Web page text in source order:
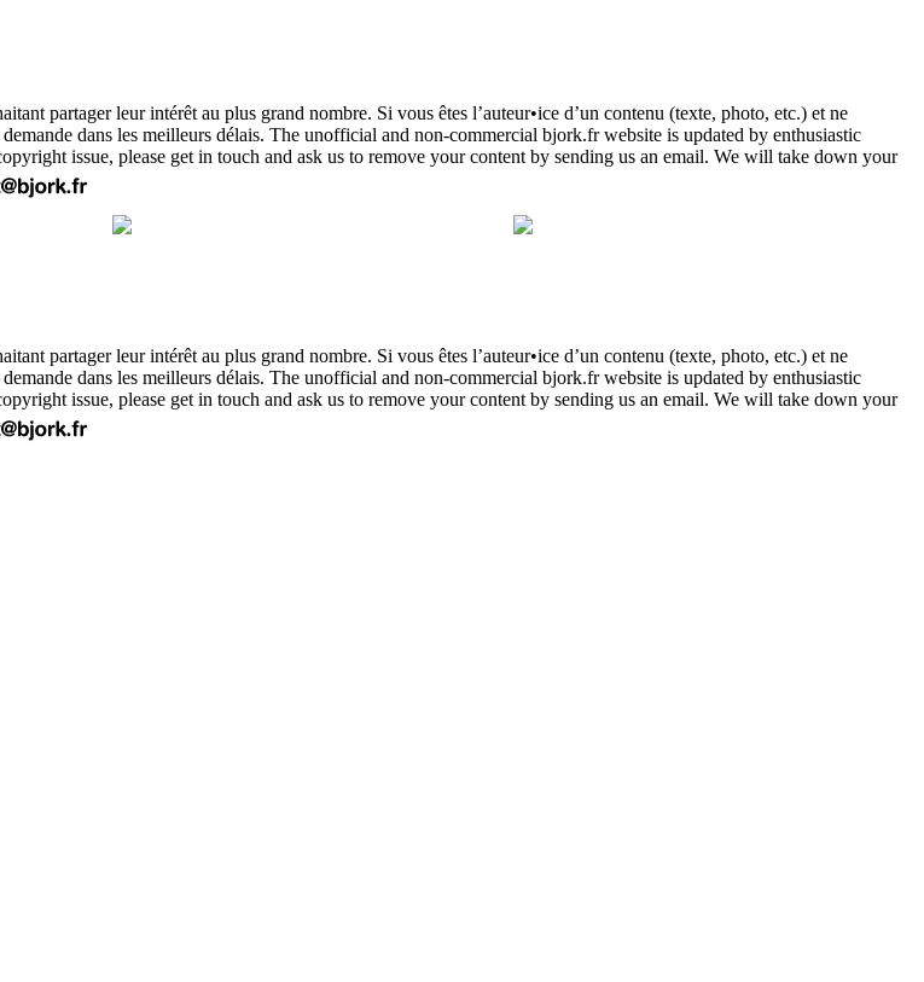
partager leur intérêt au plus grand nombre. Si vous êtes l’auteur•ice d’un contenu (texte, photo, etc.) et ne
dans les meilleurs délais. The unofficial and non-commercial bjork.fr website is updated by enthusiastic
issue, please get in touch and ask us to remove your content by sending us an email. We will take down your
partager leur intérêt au plus grand nombre. Si vous êtes l’auteur•ice d’un contenu (texte, photo, etc.) et ne
dans les meilleurs délais. The unofficial and non-commercial bjork.fr website is updated by enthusiastic
issue, please get in touch and ask us to remove your content by sending us an email. We will take down your